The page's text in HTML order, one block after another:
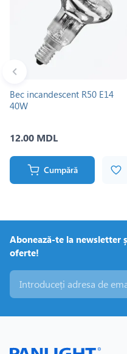
Bec incandescent R50 E14
40W
12.00 MDL
Cumpără
Abonează-te la newsletter
oferte!